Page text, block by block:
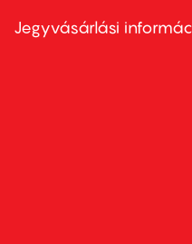
second
Jegyvásárlási